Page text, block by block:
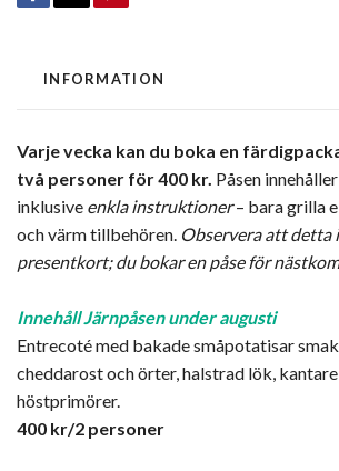
INFORMATION
Varje vecka kan du boka en
två personer för 400 kr. Påsen
inklusive enkla instruktioner– bara grilla
och värm tillbehören. Observera att detta
presentkort; du bokar en påse för
Innehåll Järnpåsen under augusti
Entrecoté med bakade småpotatisar
cheddarost och örter, halstrad lök,
höstprimörer.
400 kr/2 personer